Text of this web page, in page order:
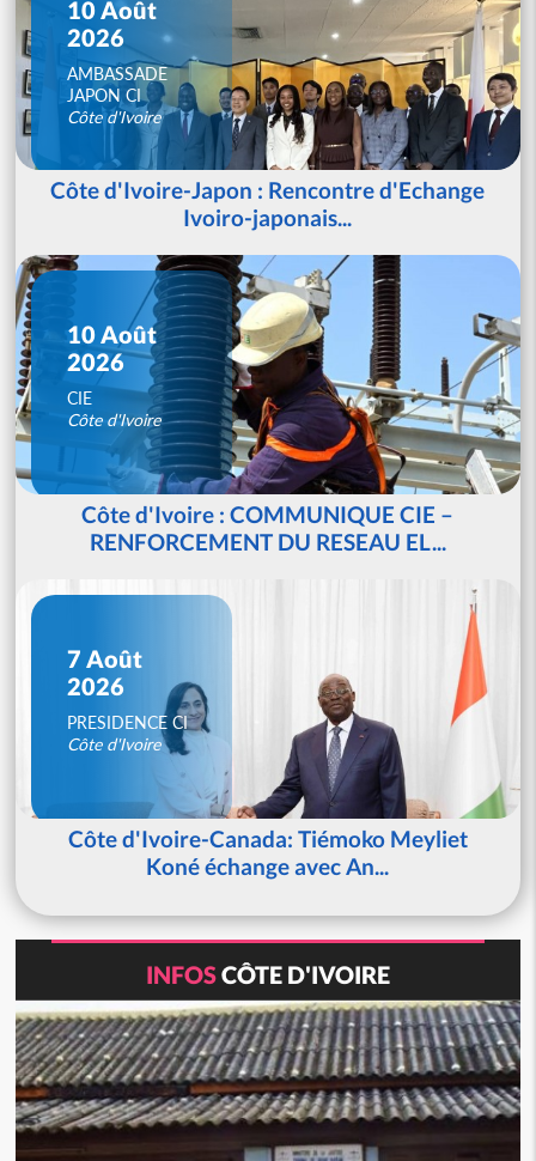
10 Août
2026
AMBASSADE
JAPON CI
Côte d'Ivoire
Côte d'Ivoire-Japon : Rencontre d'Echange
Ivoiro-japonais...
10 Août
2026
CIE
Côte d'Ivoire
Côte d'Ivoire : COMMUNIQUE CIE –
RENFORCEMENT DU RESEAU EL...
7 Août
2026
PRESIDENCE CI
Côte d'Ivoire
Côte d'Ivoire-Canada: Tiémoko Meyliet
Koné échange avec An...
INFOSCÔTE D'IVOIRE